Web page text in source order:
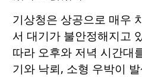
기상청은 상공으로 매우
서 대기가 불안정해지고
따라 오후와 저녁 시간대
기와 낙뢰, 소형 우박이